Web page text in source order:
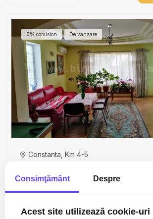
0% comision De vanzare
– Constanța
Constanta, Km 4-5
8 camere 4 bai 260mp
Consimţământ Despre
Acest site utilizează cookie-uri